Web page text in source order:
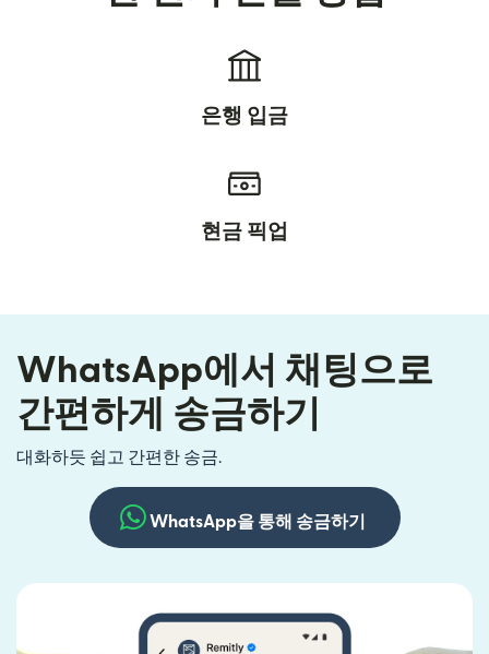
은행 입금
현금 픽업
WhatsApp에서 채팅으로
간편하게 송금하기
대화하듯 쉽고 간편한 송금.
WhatsApp을 통해 송금하기